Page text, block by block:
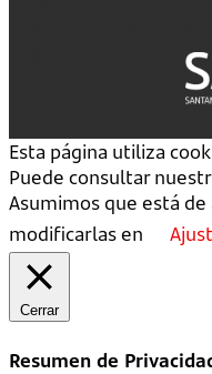
Esta página utiliza
Puede consultar
Asumimos que está
modificarlas en
Cerrar
Resumen de